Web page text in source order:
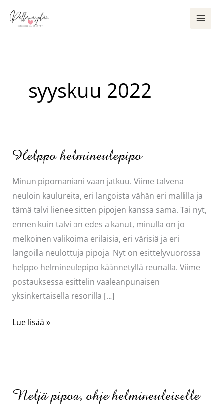
sisältöön
syyskuu 2022
Helppo helmineulepipo
Minun pipomaniani vaan jatkuu. Viime talvena
neuloin kaulureita, eri langoista vähän eri mallilla ja
tämä talvi lienee sitten pipojen kanssa sama. Tai nyt,
ennen kuin talvi on edes alkanut, minulla on jo
melkoinen valikoima erilaisia, eri värisiä ja eri
langoilla neulottuja pipoja. Nyt on esittelyvuorossa
helppo helmineulepipo käännetyllä reunalla. Viime
postauksessa esittelin vaaleanpunaisen
yksinkertaisella resorilla […]
Helppo
Lue lisää »
Neljä pipoa, ohje helmineuleiselle